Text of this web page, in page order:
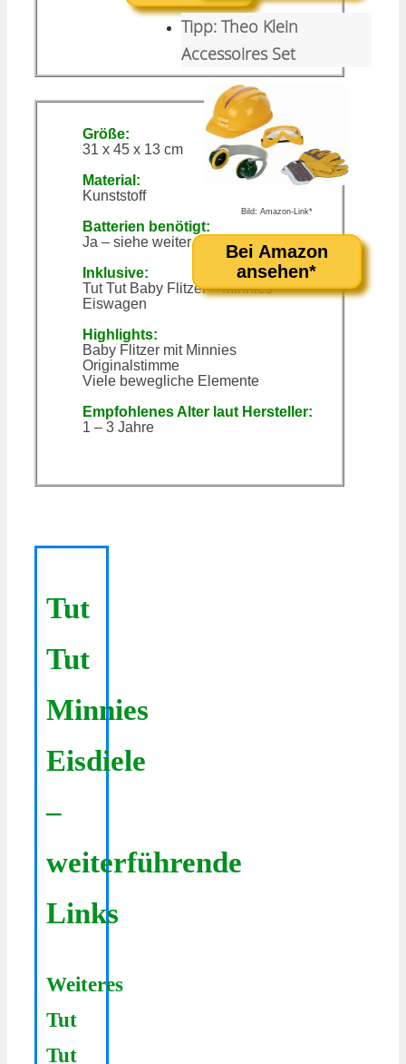
Größe:
31 x 45 x 13 cm
Material:
Kunststoff
Batterien benötigt:
Ja – siehe weiter unten
Inklusive:
Tut Tut Baby Flitzer – Minnies
Eiswagen
Highlights:
Baby Flitzer mit Minnies
Originalstimme
Viele bewegliche Elemente
Empfohlenes Alter laut Hersteller:
1 – 3 Jahre
Tut
Tut
Minnies
Eisdiele
–
weiterführende
Links
Weiteres
Tut
Tut
Tipp: Theo Klein
Accessoires Set
Bild: Amazon-Link*
Bei Amazon
ansehen*